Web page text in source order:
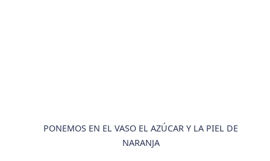
PONEMOS EN EL VASO EL AZÚCAR Y LA PIEL DE
NARANJA